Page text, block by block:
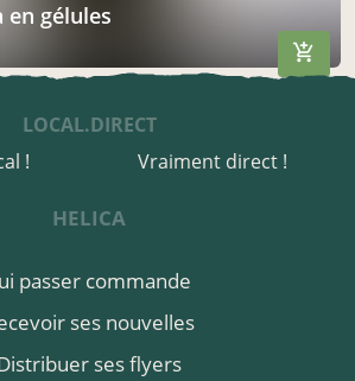
en gélules
LOCAL.DIRECT
!
Vraiment direct !
HELICA
passer commande
ses nouvelles
ses flyers